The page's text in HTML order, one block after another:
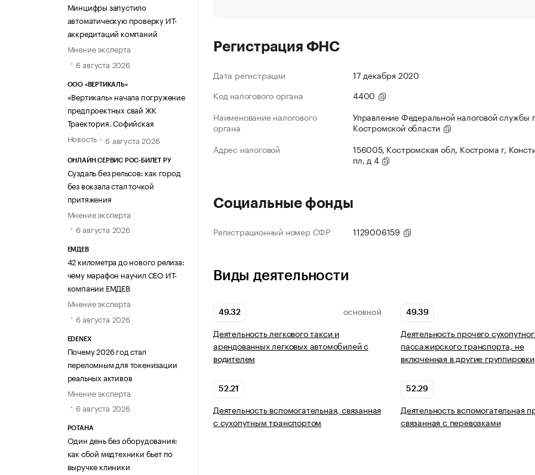
Минцифры запустило
автоматическую проверку ИТ-
аккредитаций компаний
Мнение эксперта
6 августа 2026
ООО «ВЕРТИКАЛЬ»
«Вертикаль» начала погружение
предпроектных свай ЖК
Траектория. Софийская
Новость
6 августа 2026
ОНЛАЙН СЕРВИС РОС-БИЛЕТ РУ
Суздаль без рельсов: как город
без вокзала стал точкой
притяжения
Мнение эксперта
6 августа 2026
ЕМДЕВ
42 километра до нового релиза:
чему марафон научил СЕО ИТ-
компании ЕМДЕВ
Мнение эксперта
6 августа 2026
EDENEX
Почему 2026 год стал
переломным для токенизации
реальных активов
Мнение эксперта
6 августа 2026
РОТАНА
Один день без оборудования:
как сбой медтехники бьет по
выручке клиники
Регистрация ФНС
Дата регистрации
17 декабря 2020
Код налогового органа
4400
Наименование налогового
органа
Управление Федеральной налоговой службы
Костромской области
Адрес налоговой
156005, Костромская обл, Кострома г,
пл, д 4
Социальные фонды
Регистрационный номер СФР 1129006159
Виды деятельности
49.32 ОСНОВНОЙ
Деятельность легкового такси и
арендованных легковых автомобилей с
водителем
49.39
Деятельность прочего
пассажирского транспорта, не
включенная в другие группировки
52.21
Деятельность вспомогательная, связанная
с сухопутным транспортом
52.29
Деятельность вспомогательная
связанная с перевозками